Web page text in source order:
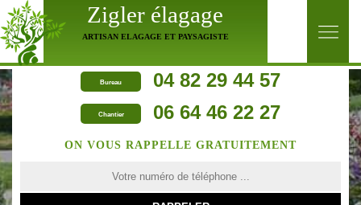
Zigler élagage
ARTISAN ELAGAGE ET PAYSAGISTE
Bureau 04 82 29 44 57
Chantier 06 64 46 22 27
ON VOUS RAPPELLE GRATUITEMENT